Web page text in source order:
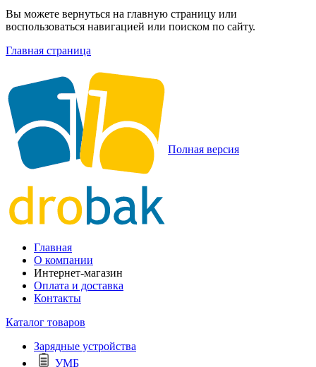
Вы можете вернуться на главную страницу или
воспользоваться навигацией или поиском по сайту.
Главная страница
Полная версия
Главная
О компании
Интернет-магазин
Оплата и доставка
Контакты
Каталог товаров
Зарядные устройства
УМБ